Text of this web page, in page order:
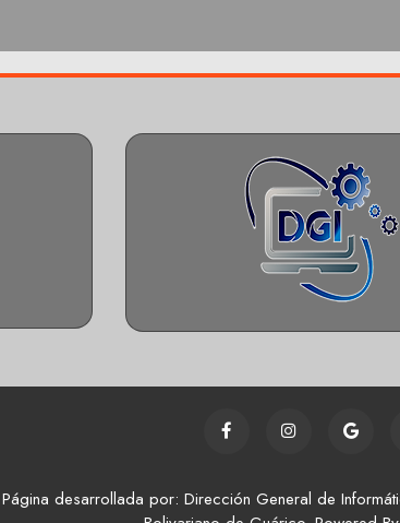
Página desarrollada por: Dirección General de